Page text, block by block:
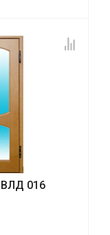
ВЛД 016